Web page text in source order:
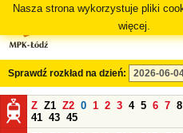
Nasza strona wykorzystuje pliki
więcej.
Sprawdź rozkład na dzień:
Z Z1 Z2 0 1 2 3 4 5 6 7 8
41 43 45